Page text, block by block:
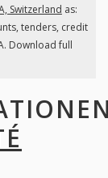
Switzerland as:
tenders, credit
Download full